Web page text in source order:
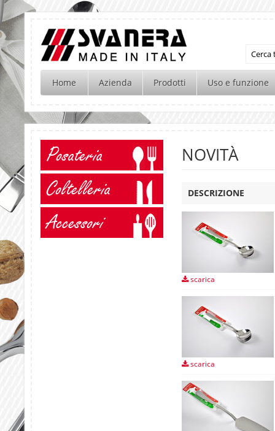
Home Azienda Prodotti Uso e funzione
Posateria
Coltelleria
Accessori
NOVITÀ
DESCRIZIONE
scarica
scarica